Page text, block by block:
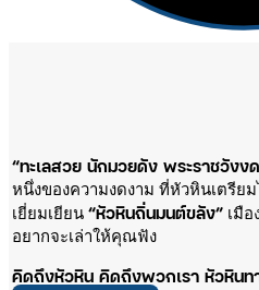
“ทะเลสวย นักมวยดัง พระราชวังง
หนึ่งของความงดงาม ที่หัวหินเตรีย
เยี่ยมเยียน “หัวหินถิ่นมนต์ขลัง” เมื
อยากจะเล่าให้คุณฟัง
คิดถึงหัวหิน คิดถึงพวกเรา หัวหินท